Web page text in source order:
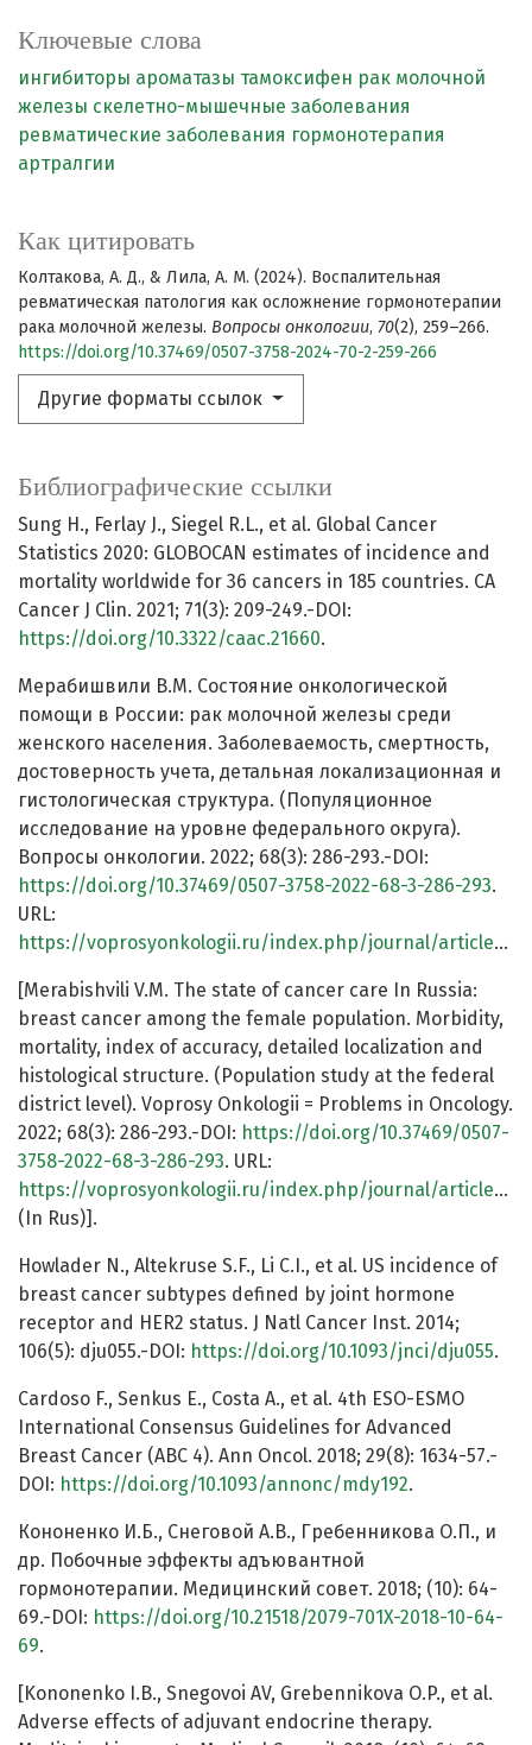
Ключевые слова
ингибиторы ароматазы тамоксифен рак молочной
железы скелетно-мышечные заболевания
ревматические заболевания гормонотерапия
артралгии
Как цитировать
Колтакова, А. Д., & Лила, А. М. (2024). Воспалительная
ревматическая патология как осложнение гормонотерапии
рака молочной железы. Вопросы онкологии, 70(2), 259–266.
https://doi.org/10.37469/0507-3758-2024-70-2-259-266
Другие форматы ссылок
Библиографические ссылки
Sung H., Ferlay J., Siegel R.L., et al. Global Cancer
Statistics 2020: GLOBOCAN estimates of incidence and
mortality worldwide for 36 cancers in 185 countries. CA
Cancer J Clin. 2021; 71(3): 209-249.-DOI:
https://doi.org/10.3322/caac.21660.
Мерабишвили В.М. Состояние онкологической
помощи в России: рак молочной железы среди
женского населения. Заболеваемость, смертность,
достоверность учета, детальная локализационная и
гистологическая структура. (Популяционное
исследование на уровне федерального округа).
Вопросы онкологии. 2022; 68(3): 286-293.-DOI:
https://doi.org/10.37469/0507-3758-2022-68-3-286-293.
URL:
https://voprosyonkologii.ru/index.php/journal/article/view/1373
[Merabishvili V.M. The state of cancer care In Russia:
breast cancer among the female population. Morbidity,
mortality, index of accuracy, detailed localization and
histological structure. (Population study at the federal
district level). Voprosy Onkologii = Problems in Oncology.
2022; 68(3): 286-293.-DOI: https://doi.org/10.37469/0507-
3758-2022-68-3-286-293. URL:
https://voprosyonkologii.ru/index.php/journal/article/view/1373
(In Rus)].
Howlader N., Altekruse S.F., Li C.I., et al. US incidence of
breast cancer subtypes defined by joint hormone
receptor and HER2 status. J Natl Cancer Inst. 2014;
106(5): dju055.-DOI: https://doi.org/10.1093/jnci/dju055.
Cardoso F., Senkus E., Costa A., et al. 4th ESO-ESMO
International Consensus Guidelines for Advanced
Breast Cancer (ABC 4). Ann Oncol. 2018; 29(8): 1634-57.-
DOI: https://doi.org/10.1093/annonc/mdy192.
Кононенко И.Б., Снеговой А.В., Гребенникова О.П., и
др. Побочные эффекты адъювантной
гормонотерапии. Медицинский совет. 2018; (10): 64-
69.-DOI: https://doi.org/10.21518/2079-701X-2018-10-64-
69.
[Kononenko I.B., Snegovoi AV, Grebennikova O.P., et al.
Adverse effects of adjuvant endocrine therapy.